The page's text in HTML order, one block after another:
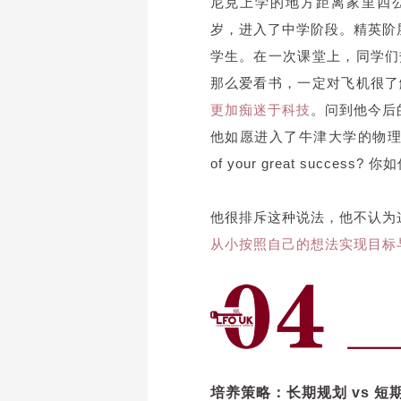
岁，进入了中学阶段。精英
学生。在一次课堂上，同学
那么爱看书，一定对飞机很了
更加痴迷于科技。 问到他今
他如愿进入了牛津大学的物
of your great success? 你如
他很排斥这种说法，他不认
从小按照自己的想法实现目标
培养策略：长期规划 vs 短